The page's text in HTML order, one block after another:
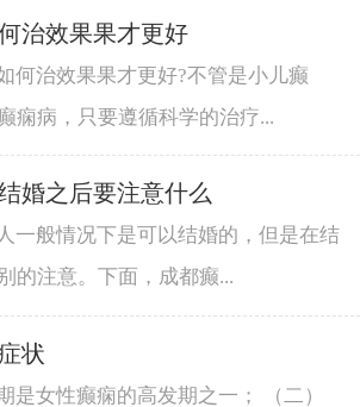
治效果果才更好
何治效果果才更好?不管是小儿癫
痫病，只要遵循科学的治疗...
婚之后要注意什么
一般情况下是可以结婚的，但是在结
的注意。下面，成都癫...
状
是女性癫痫的高发期之一； （二）